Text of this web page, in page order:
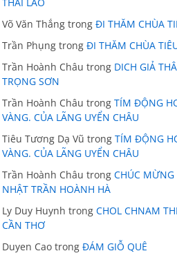
Võ Văn Thắng trong ĐI THĂM CHÙA
Trần Phụng trong ĐI THĂM CHÙA
Trần Hoành Châu trong DICH GIẢ
TRỌNG SƠN
Trần Hoành Châu trong TÍM ĐỘNG
VÀNG. CỦA LÃNG UYỂN CHÂU
Tiêu Tương Dạ Vũ trong TÍM ĐỘNG
VÀNG. CỦA LÃNG UYỂN CHÂU
Trần Hoành Châu trong CHÚC MỪNG
NHẬT TRẦN HOÀNH HÀ
Ly Duy Huynh trong CHOL CHNAM
CẦN THƠ
Duyen Cao trong ĐÁM GIỖ QUÊ